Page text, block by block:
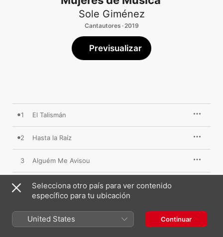
Sole Giménez
Cantautores · 2019
Previsualizar
1 El Talismán
2 Hasta la Raíz
3 Alguém Me Avisou
4 El Pescador
6 El Último Vals
Selecciona otro país para ver contenido
específico para tu ubicación
United States Continuar